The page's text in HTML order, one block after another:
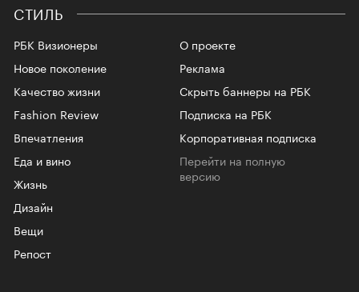
СТИЛЬ
РБК Визионеры
Новое поколение
Качество жизни
Fashion Review
Впечатления
Еда и вино
Жизнь
Дизайн
Вещи
Репост
О проекте
Реклама
Скрыть баннеры на РБК
Подписка на РБК
Корпоративная подписка
Перейти на полную
версию